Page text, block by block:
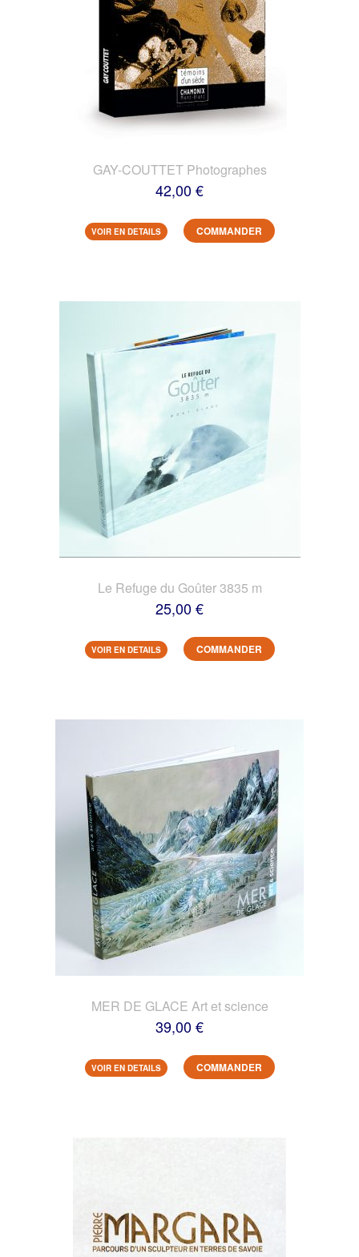
GAY-COUTTET Photographes
42,00 €
VOIR EN DETAILS COMMANDER
Le Refuge du Goûter 3835 m
25,00 €
VOIR EN DETAILS COMMANDER
MER DE GLACE Art et science
39,00 €
VOIR EN DETAILS COMMANDER